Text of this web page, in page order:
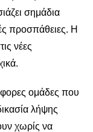
σημάδια
προσπάθειες. Η
νέες
ομάδες που
λήψης
χωρίς να